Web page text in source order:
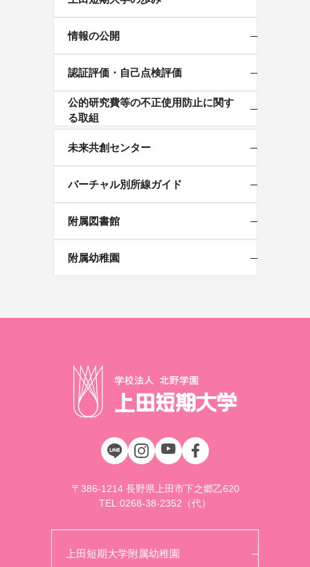
情報の公開
認証評価・自己点検評価
公的研究費等の不正使用防止に関す
る取組
未来共創センター
バーチャル別所線ガイド
附属図書館
附属幼稚園
〒386-1214 長野県上田市下之郷乙620
TEL:0268-38-2352 （代）
上田短期大学附属幼稚園